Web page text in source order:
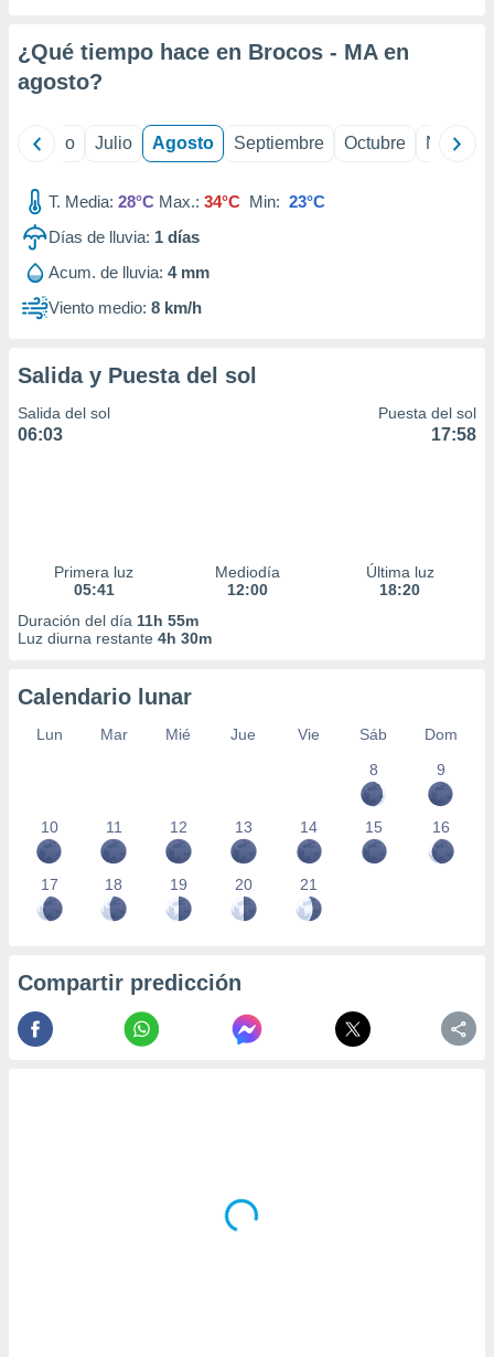
e
mediante
publicidad
publicidad
de
1199
¿Qué tiempo hace en Brocos - MA en
agosto?
Junio Julio Agosto Septiembre Octubre
T. Media: 28°C Max.: 34°C Min: 23°C
Días de lluvia: 1 días
Acum. de lluvia: 4 mm
Viento medio: 8 km/h
Salida y Puesta del sol
Salida del sol
06:03
Puesta del sol
17:58
Primera luz
05:41
Mediodía
12:00
Última luz
18:20
Duración del día 11h 55m
Luz diurna restante 4h 30m
Calendario lunar
Lun Mar Mié Jue Vie Sáb
Dom
8
9
10 11 12 13 14 15 16
17 18 19 20 21
Compartir predicción